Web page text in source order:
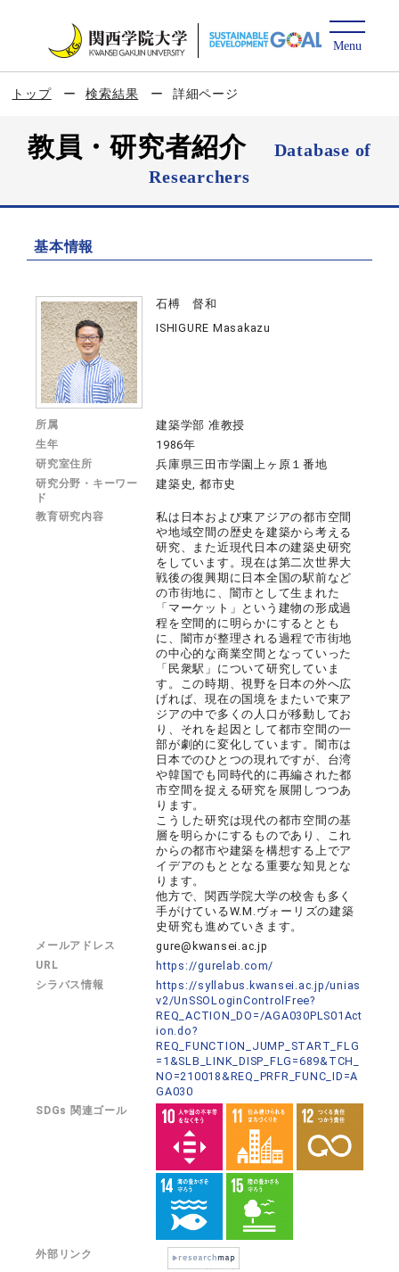
トップ 検索結果 詳細ページ
教員・研究者紹介
Database of
Researchers
基本情報
石榑 督和
ISHIGURE Masakazu
所属 建築学部 准教授
生年 1986年
研究室住所 兵庫県三田市学園上ヶ原１番地
研究分野・キーワー
ド
建築史, 都市史
教育研究内容
私は日本および東アジアの都市空間
や地域空間の歴史を建築から考える
研究、また近現代日本の建築史研究
をしています。現在は第二次世界大
戦後の復興期に日本全国の駅前など
の市街地に、闇市として生まれた
「マーケット」という建物の形成過
程を空間的に明らかにするととも
に、闇市が整理される過程で市街地
の中心的な商業空間となっていった
「民衆駅」について研究していま
す。この時期、視野を日本の外へ広
げれば、現在の国境をまたいで東ア
ジアの中で多くの人口が移動してお
り、それを起因として都市空間の一
部が劇的に変化しています。闇市は
日本でのひとつの現れですが、台湾
や韓国でも同時代的に再編された都
市空間を捉える研究を展開しつつあ
ります。
こうした研究は現代の都市空間の基
層を明らかにするものであり、これ
からの都市や建築を構想する上でア
イデアのもととなる重要な知見とな
ります。
他方で、関西学院大学の校舎も多く
手がけているW.M.ヴォーリズの建築
史研究も進めていきます。
メールアドレス gure@kwansei.ac.jp
URL https://gurelab.com/
シラバス情報
https://syllabus.kwansei.ac.jp/unias
v2/UnSSOLoginControlFree?
REQ_ACTION_DO=/AGA030PLS01Act
ion.do?
REQ_FUNCTION_JUMP_START_FLG
=1&SLB_LINK_DISP_FLG=689&TCH_
NO=210018&REQ_PRFR_FUNC_ID=A
GA030
SDGs 関連ゴール
外部リンク